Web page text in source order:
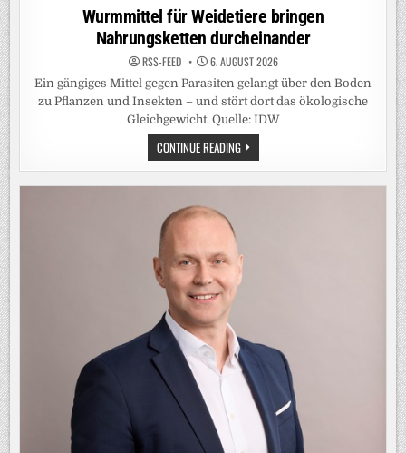
in
Wurmmittel für Weidetiere bringen
Nahrungsketten durcheinander
RSS-FEED 6. AUGUST 2026
Ein gängiges Mittel gegen Parasiten gelangt über den Boden
zu Pflanzen und Insekten – und stört dort das ökologische
Gleichgewicht. Quelle: IDW
CONTINUE READINGWURMMITTEL
FÜR
WEIDETIERE
BRINGEN